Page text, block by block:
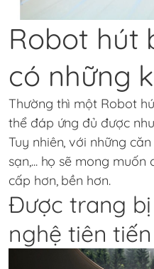
Robot hút
có những
Thường thì một Robot
thể đáp ứng đủ được
Tuy nhiên, với những
sạn,... họ sẽ mong
cấp hơn, bền hơn.
Được trang
nghệ tiên